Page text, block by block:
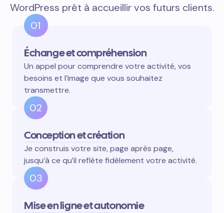
WordPress prêt à accueillir vos futurs clients.
01
Échange et compréhension
Un appel pour comprendre votre activité, vos
besoins et l’image que vous souhaitez
transmettre.
02
Conception et création
Je construis votre site, page après page,
jusqu’à ce qu’il reflète fidèlement votre activité.
03
Mise en ligne et autonomie